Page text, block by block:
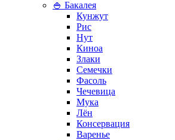
🍚 Бакалея
Кунжут
Рис
Нут
Киноа
Злаки
Семечки
Фасоль
Чечевица
Мука
Лён
Консервация
Варенье